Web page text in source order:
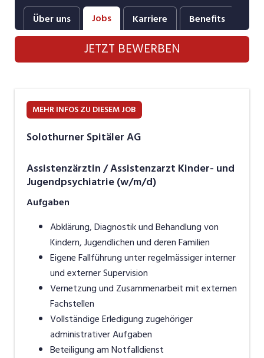
Industrie, Maschinenbau, Anlagenbau,
Produktion
Informatik, Telekommunikation
Körperpflege, Wellness
Marketing, Kommunikation, Medien, Druck
Mechanik, Elektronik, Optik, Textil (Fertigung)
Medizin, Gesundheitswesen, Pflege
Sicherheit, Rettung, Polizei, Zoll
Aussendienst
Über uns Jobs Karriere Benefits
JETZT BEWERBEN
MEHR INFOS ZU DIESEM JOB
Solothurner Spitäler AG
Assistenzärztin / Assistenzarzt Kinder- und
Jugendpsychiatrie (w/m/d)
Aufgaben
Abklärung, Diagnostik und Behandlung von
Kindern, Jugendlichen und deren Familien
Eigene Fallführung unter regelmässiger interner
und externer Supervision
Vernetzung und Zusammenarbeit mit externen
Fachstellen
Vollständige Erledigung zugehöriger
administrativer Aufgaben
Beteiligung am Notfalldienst